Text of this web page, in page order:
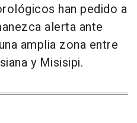
han pedido a
alerta ante
amplia zona entre
y Misisipi.